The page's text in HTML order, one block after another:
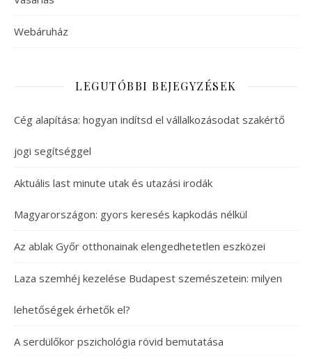
Webáruház
LEGUTÓBBI BEJEGYZÉSEK
Cég alapítása: hogyan indítsd el vállalkozásodat szakértő
jogi segítséggel
Aktuális last minute utak és utazási irodák
Magyarországon: gyors keresés kapkodás nélkül
Az ablak Győr otthonainak elengedhetetlen eszközei
Laza szemhéj kezelése Budapest szemészetein: milyen
lehetőségek érhetők el?
A serdülőkor pszichológia rövid bemutatása